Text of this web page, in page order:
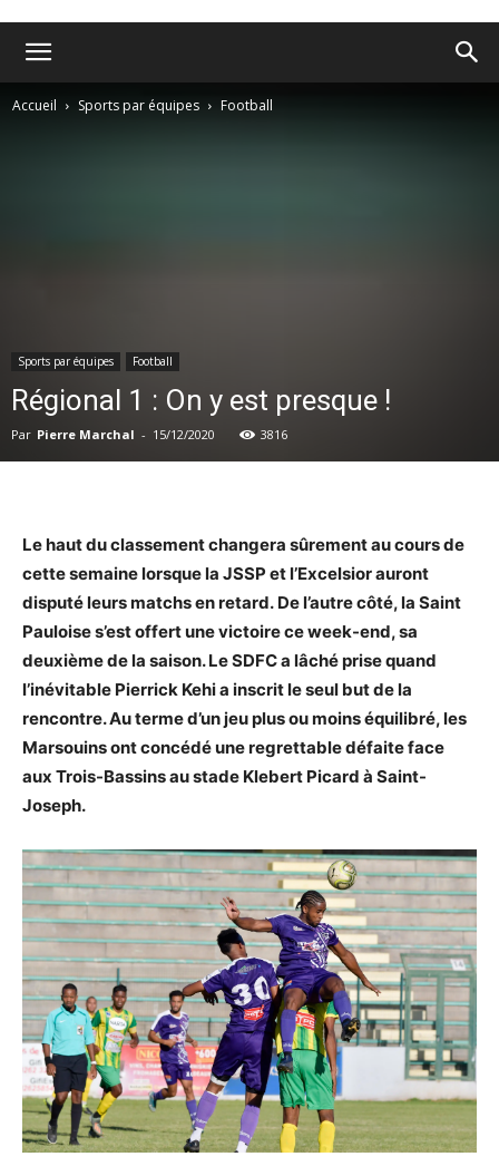
Accueil Sports par équipes Football
Sports par équipes Football
Régional 1 : On y est presque !
Par Pierre Marchal - 15/12/2020 3816
Le haut du classement changera sûrement au cours de
cette semaine lorsque la JSSP et l’Excelsior auront
disputé leurs matchs en retard. De l’autre côté, la Saint
Pauloise s’est offert une victoire ce week-end, sa
deuxième de la saison. Le SDFC a lâché prise quand
l’inévitable Pierrick Kehi a inscrit le seul but de la
rencontre. Au terme d’un jeu plus ou moins équilibré, les
Marsouins ont concédé une regrettable défaite face
aux Trois-Bassins au stade Klebert Picard à Saint-
Joseph.